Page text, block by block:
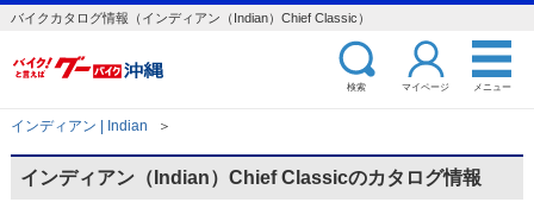
バイクカタログ情報（インディアン（Indian）Chief Classic）
検索 マイページ メニュー
インディアン | Indian ＞
インディアン（Indian）Chief Classicのカタログ情報